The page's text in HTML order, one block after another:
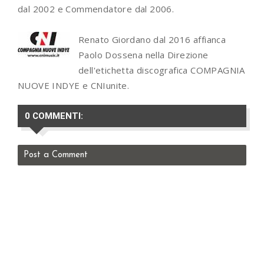
dal 2002 e Commendatore dal 2006.
Renato Giordano dal 2016 affianca
Paolo Dossena nella Direzione
dell'etichetta discografica COMPAGNIA
NUOVE INDYE e CNIunite.
0 COMMENTI:
Post a Comment